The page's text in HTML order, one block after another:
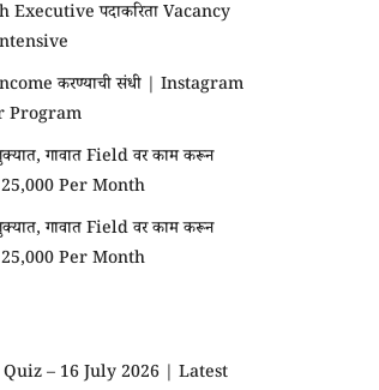
पदाकरिता Vacancy
करण्याची संधी | Instagram
Program
गावात Field वर काम करून
25,000 Per Month
गावात Field वर काम करून
25,000 Per Month
– 16 July 2026 | Latest